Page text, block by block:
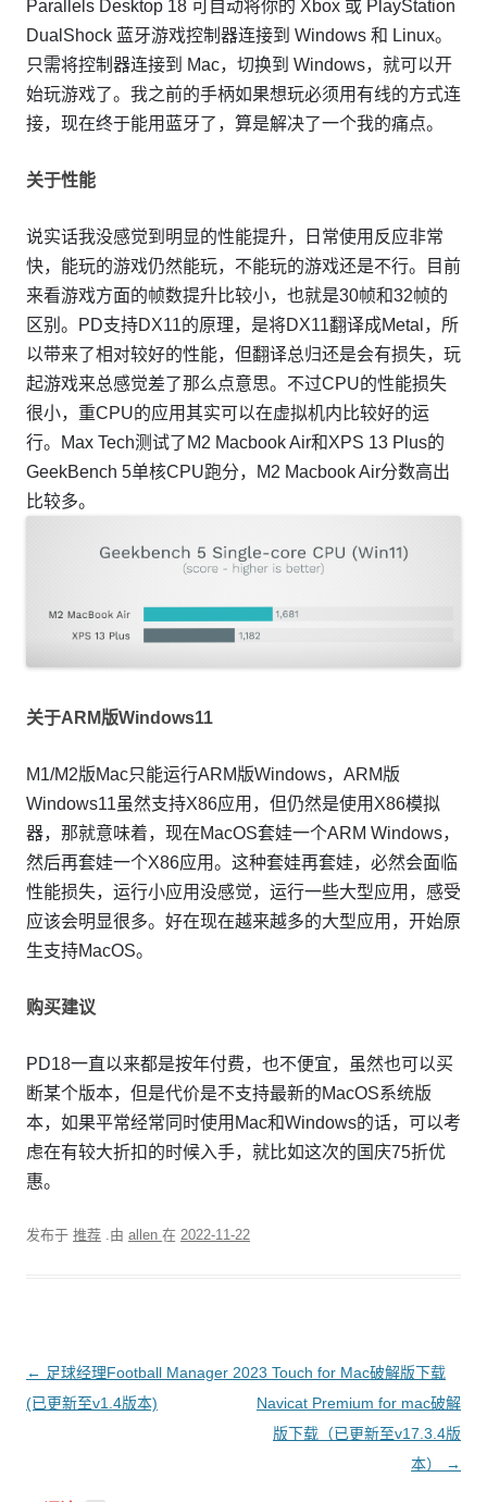
Parallels Desktop 18 可自动将你的 Xbox 或 PlayStation
DualShock 蓝牙游戏控制器连接到 Windows 和 Linux。
只需将控制器连接到 Mac，切换到 Windows，就可以开
始玩游戏了。我之前的手柄如果想玩必须用有线的方式连
接，现在终于能用蓝牙了，算是解决了一个我的痛点。
关于性能
说实话我没感觉到明显的性能提升，日常使用反应非常
快，能玩的游戏仍然能玩，不能玩的游戏还是不行。目前
来看游戏方面的帧数提升比较小，也就是30帧和32帧的
区别。PD支持DX11的原理，是将DX11翻译成Metal，所
以带来了相对较好的性能，但翻译总归还是会有损失，玩
起游戏来总感觉差了那么点意思。不过CPU的性能损失
很小，重CPU的应用其实可以在虚拟机内比较好的运
行。Max Tech测试了M2 Macbook Air和XPS 13 Plus的
GeekBench 5单核CPU跑分，M2 Macbook Air分数高出
比较多。
关于ARM版Windows11
M1/M2版Mac只能运行ARM版Windows，ARM版
Windows11虽然支持X86应用，但仍然是使用X86模拟
器，那就意味着，现在MacOS套娃一个ARM Windows，
然后再套娃一个X86应用。这种套娃再套娃，必然会面临
性能损失，运行小应用没感觉，运行一些大型应用，感受
应该会明显很多。好在现在越来越多的大型应用，开始原
生支持MacOS。
购买建议
PD18一直以来都是按年付费，也不便宜，虽然也可以买
断某个版本，但是代价是不支持最新的MacOS系统版
本，如果平常经常同时使用Mac和Windows的话，可以考
虑在有较大折扣的时候入手，就比如这次的国庆75折优
惠。
发布于 推荐 .由 allen 在 2022-11-22
文
章
← 足球经理Football Manager 2023 Touch for Mac破解版下载
(已更新至v1.4版本)
Navicat Premium for mac破解
版下载（已更新至v17.3.4版
本）
→